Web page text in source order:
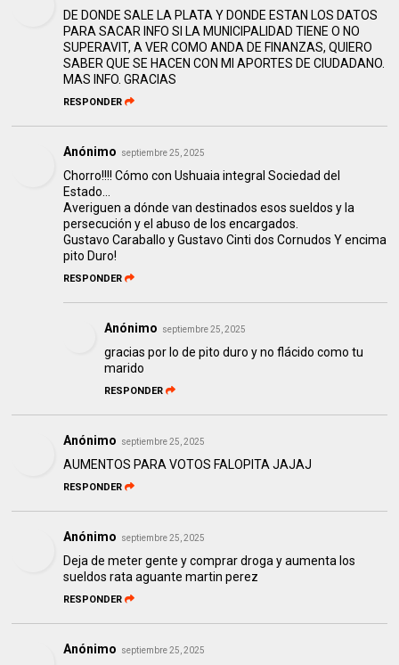
DE DONDE SALE LA PLATA Y DONDE ESTAN LOS DATOS
PARA SACAR INFO SI LA MUNICIPALIDAD TIENE O NO
SUPERAVIT, A VER COMO ANDA DE FINANZAS, QUIERO
SABER QUE SE HACEN CON MI APORTES DE CIUDADANO.
MAS INFO. GRACIAS
RESPONDER
Anónimo septiembre 25, 2025
Chorro!!!! Cómo con Ushuaia integral Sociedad del
Estado...
Averiguen a dónde van destinados esos sueldos y la
persecución y el abuso de los encargados.
Gustavo Caraballo y Gustavo Cinti dos Cornudos Y encima
pito Duro!
RESPONDER
Anónimo septiembre 25, 2025
gracias por lo de pito duro y no flácido como tu
marido
RESPONDER
Anónimo septiembre 25, 2025
AUMENTOS PARA VOTOS FALOPITA JAJAJ
RESPONDER
Anónimo septiembre 25, 2025
Deja de meter gente y comprar droga y aumenta los
sueldos rata aguante martin perez
RESPONDER
Anónimo septiembre 25, 2025